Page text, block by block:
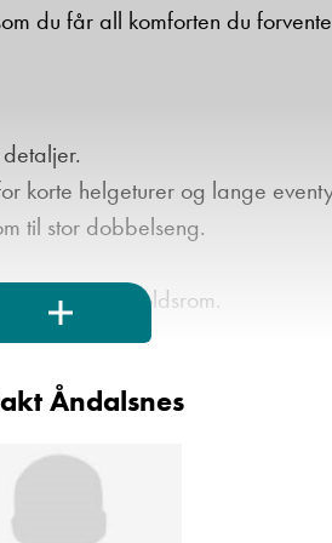
du får all komforten du
korte helgeturer og lange
til stor dobbelseng.
trivelig oppholdsrom.
Åndalsnes